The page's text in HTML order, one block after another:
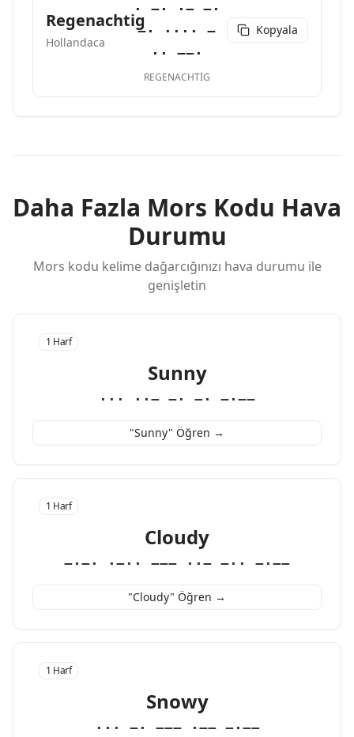
Regenachtig
Hollandaca
· −· ·− −·
−· ···· −
·· −−·
REGENACHTIG
Kopyala
Daha Fazla Mors Kodu Hava
Durumu
Mors kodu kelime dağarcığınızı hava durumu ile
genişletin
1 Harf
Sunny
··· ··− −· −· −·−−
"Sunny" Öğren →
1 Harf
Cloudy
−·−· ·−·· −−− ··− −·· −·−−
"Cloudy" Öğren →
1 Harf
Snowy
··· −· −−− ·−− −·−−